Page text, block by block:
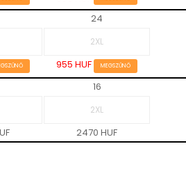
24
955 HUF MEGSZŰNŐ
16
2470 HUF